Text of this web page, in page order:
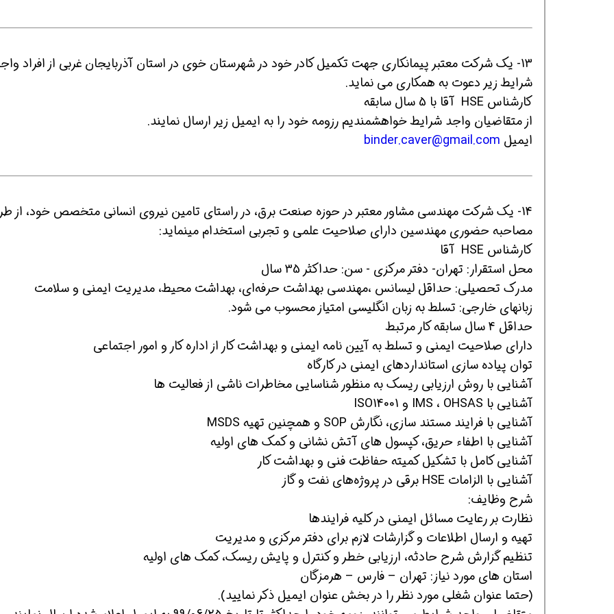
13- یک شرکت معتبر پیمانکاری جهت تکمیل کادر خود در شهرستان خوی در استان آذربایجان غربی از افراد
شرایط زیر دعوت به همکاری می نماید.
کارشناس HSE آقا با 5 سال سابقه
از متقاضیان واجد شرایط خواهشمندیم رزومه خود را به ایمیل زیر ارسال نمایند.
ایمیل binder.caver@gmail.com
14- یک شرکت مهندسی مشاور معتبر در حوزه صنعت برق، در راستای تامین نیروی انسانی متخصص خود، از
مصاحبه حضوری مهندسین دارای صلاحیت علمی و تجربی استخدام مینماید:
کارشناس HSE آقا
محل استقرار: تهران- دفتر مرکزی - سن: حداکثر 35 سال
مدرک تحصیلی: حداقل لیسانس ،مهندسی بهداشت حرفه‌ای، بهداشت محیط، مدیریت ایمنی و سلامت
زبانهای خارجی: تسلط به زبان انگلیسی امتیاز محسوب می شود.
حداقل 4 سال سابقه کار مرتبط
دارای صلاحیت ایمنی و تسلط به آیین نامه ایمنی و بهداشت کار از اداره کار و امور اجتماعی
توان پیاده سازی استانداردهای ایمنی در کارگاه
آشنایی با روش ارزیابی ریسک به منظور شناسایی مخاطرات ناشی از فعالیت ها
آشنایی با IMS ، OHSAS و ISO14001
آشنایی با فرایند مستند سازی، نگارش SOP و همچنین تهیه MSDS
آشنایی با اطفاء حریق، کپسول های آتش نشانی و کمک های اولیه
آشنایی کامل با تشکیل کمیته حفاظت فنی و بهداشت کار
آشنایی با الزامات HSE برقی در پروژه‌های نفت و گاز
شرح وظایف:
نظارت بر رعایت مسائل ایمنی در کلیه فرایندها
تهیه و ارسال اطلاعات و گزارشات لازم برای دفتر مرکزی و مدیریت
تنظیم گزارش شرح حادثه، ارزیابی خطر و کنترل و پایش ریسک، کمک های اولیه
استان های مورد نیاز: تهران – فارس – هرمزگان
(حتما عنوان شغلی مورد نظر را در بخش عنوان ایمیل ذکر نمایید).